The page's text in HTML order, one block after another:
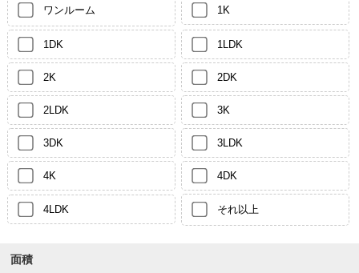
ワンルーム 1K
1DK 1LDK
2K 2DK
2LDK 3K
3DK 3LDK
4K 4DK
4LDK それ以上
面積